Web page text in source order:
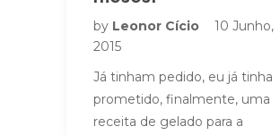
by Leonor Cício
10 Junho,
2015
Já tinham pedido, eu já tinha
prometido, finalmente, uma
receita de gelado para a